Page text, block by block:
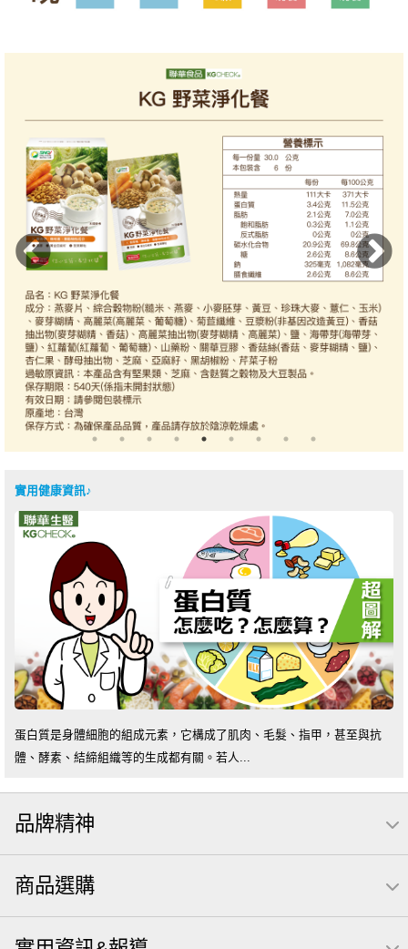
實用健康資訊♪
蛋白質是身體細胞的組成元素，它構成了肌肉、毛髮、指甲，甚至與抗
體、酵素、結締組織等的生成都有關。若人...
品牌精神
商品選購